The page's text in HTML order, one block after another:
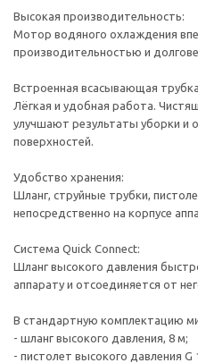
Высокая производительность:
Мотор водяного охлаждения
производительностью и
Встроенная всасывающая
Лёгкая и удобная работа.
улучшают результаты уборки и
поверхностей.
Удобство хранения:
Шланг, струйные трубки,
непосредственно на корпусе
Система Quick Connect:
Шланг высокого давления
аппарату и отсоединяется от
В стандартную комплектацию
- шланг высокого давления, 8 м;
- пистолет высокого давления G